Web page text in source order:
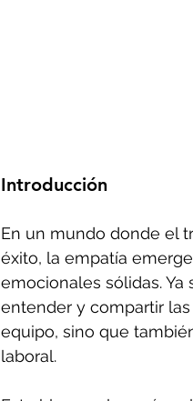
Introducción
En un mundo donde el
éxito, la empatía
emocionales sólidas.
entender y compartir
equipo, sino que
laboral.